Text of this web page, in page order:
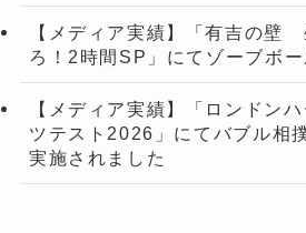
【メディア実績】「有吉の壁
ろ！2時間SP」にてゾーブボー
【メディア実績】「ロンドン
ツテスト2026」にてバブル相
実施されました